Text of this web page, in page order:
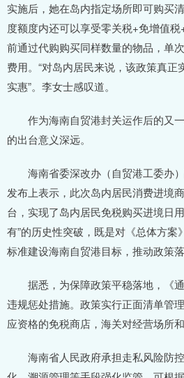
实施后，她在岛内指定场所即可购买
度额度内还可以享受零关税+免增值
前通过代购购买同样数量的物品，单
费用。“对岛内居民来说，该政策真
实惠”。李女士感叹道。
作为海南自贸港封关运作后的又一
的出台意义深远。
海南省委深改办（自贸港工委办）
发布上表示，此次岛内居民消费进境
台，实现了岛内居民免税购买进境日
有”的历史性突破，既是对《总体方案
标准建设海南自贸港目标，推动政策
据悉，为保障政策平稳落地，《
违规惩处措施。政策实行正面清单管
应资格的免税商店，海关对经营场所
海南省人民政府承担走私风险防控